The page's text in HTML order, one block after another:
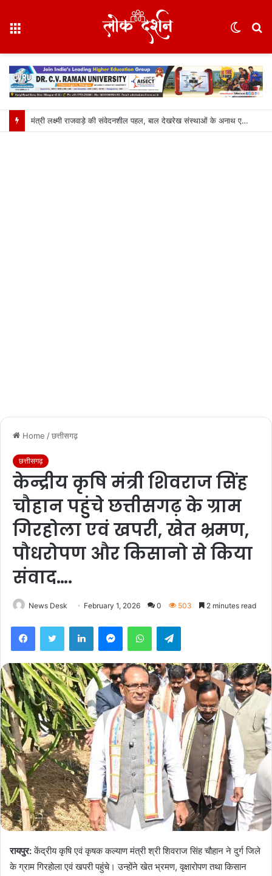
मंत्री लक्ष्मी राजवाड़े की संवेदनशील पहल, बाल देखरेख संस्थाओं के अनाथ एवं निराश्रित बच्चों को कौशल, प्रशिक्षण और रोजगार से जोड़ने बैंकिंग और सामाजिक संस्थाओं का साझा प्रयास….
Home /छत्तीसगढ़
छत्तीसगढ़
केन्द्रीय कृषि मंत्री शिवराज सिंह
चौहान पहुंचे छत्तीसगढ़ के ग्राम
गिरहोला एवं खपरी, खेत भ्रमण,
पौधरोपण और किसानो से किया
संवाद….
News Desk February 1, 2026 0 503 2 minutes read
रायपुर:केंद्रीय कृषि एवं कृषक कल्याण मंत्री श्री शिवराज सिंह चौहान ने दुर्ग जिले
के ग्राम गिरहोला एवं खपरी पहुंचे। उन्होंने खेत भ्रमण, वृक्षारोपण तथा किसान